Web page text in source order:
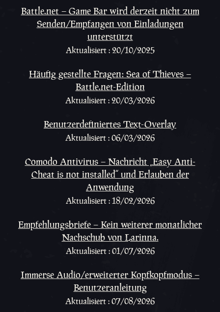
Battle.net – Game Bar wird derzeit nicht zum
Senden/Empfangen von Einladungen
unterstützt
Aktualisiert : 20/10/2025
Häufig gestellte Fragen: Sea of Thieves –
Battle.net-Edition
Aktualisiert : 20/03/2026
Benutzerdefiniertes Text-Overlay
Aktualisiert : 06/03/2026
Comodo Antivirus – Nachricht „Easy Anti-
Cheat is not installed“ und Erlauben der
Anwendung
Aktualisiert : 18/02/2026
Empfehlungsbriefe – Kein weiterer monatlicher
Nachschub von Larinna.
Aktualisiert : 01/07/2026
Immerse Audio/erweiterter Kopfkopfmodus –
Benutzeranleitung
Aktualisiert : 07/08/2026